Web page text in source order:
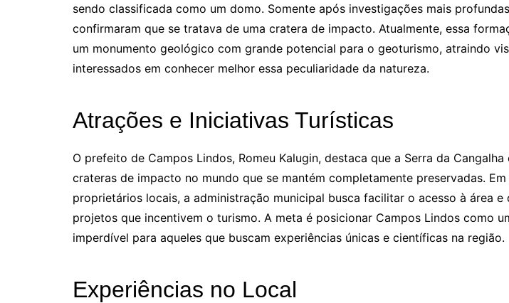
sendo classificada como um domo. Somente após investigações mais
confirmaram que se tratava de uma cratera de impacto. Atualmente, essa
um monumento geológico com grande potencial para o geoturismo, atraindo
interessados em conhecer melhor essa peculiaridade da natureza.
Atrações e Iniciativas Turísticas
O prefeito de Campos Lindos, Romeu Kalugin, destaca que a Serra da
crateras de impacto no mundo que se mantém completamente preservadas.
proprietários locais, a administração municipal busca facilitar o acesso à área e
projetos que incentivem o turismo. A meta é posicionar Campos Lindos como
imperdível para aqueles que buscam experiências únicas e científicas na região.
Experiências no Local